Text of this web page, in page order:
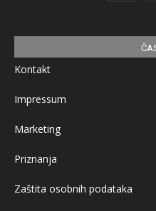
Kontakt
Impressum
Marketing
Priznanja
Zaštita osobnih podataka